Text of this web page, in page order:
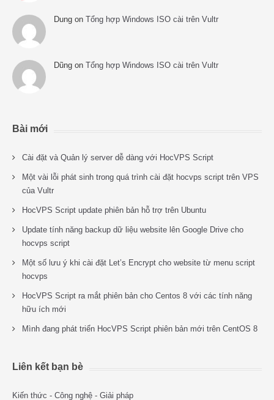
Dung on Tổng hợp Windows ISO cài trên Vultr
Dũng on Tổng hợp Windows ISO cài trên Vultr
Bài mới
Cài đặt và Quản lý server dễ dàng với HocVPS Script
Một vài lỗi phát sinh trong quá trình cài đặt hocvps script trên VPS
của Vultr
HocVPS Script update phiên bản hỗ trợ trên Ubuntu
Update tính năng backup dữ liệu website lên Google Drive cho
hocvps script
Một số lưu ý khi cài đặt Let’s Encrypt cho website từ menu script
hocvps
HocVPS Script ra mắt phiên bản cho Centos 8 với các tính năng
hữu ích mới
Mình đang phát triển HocVPS Script phiên bản mới trên CentOS 8
Liên kết bạn bè
Kiến thức - Công nghệ - Giải pháp